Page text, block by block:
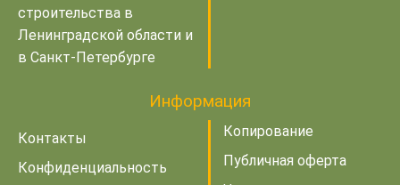
строительства в
Ленинградской области и
в Санкт-Петербурге
Информация
Контакты
Конфиденциальность
Копирование
Публичная оферта